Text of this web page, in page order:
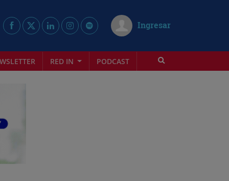
Ingresar
RED IN PODCAST